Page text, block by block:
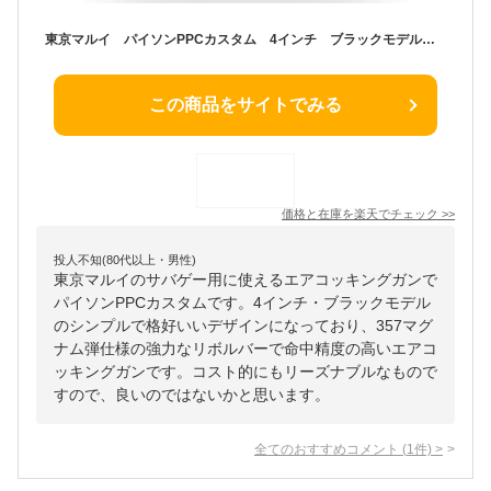
東京マルイ パイソンPPCカスタム 4インチ ブラックモデル 10歳以上用エアコッキングガン 【あす楽】
この商品をサイトでみる
価格と在庫を楽天でチェック >>
投人不知(80代以上・男性)
東京マルイのサバゲー用に使えるエアコッキングガンで
パイソンPPCカスタムです。4インチ・ブラックモデル
のシンプルで格好いいデザインになっており、357マグ
ナム弾仕様の強力なリボルバーで命中精度の高いエアコ
ッキングガンです。コスト的にもリーズナブルなもので
すので、良いのではないかと思います。
全てのおすすめコメント (1 件) >